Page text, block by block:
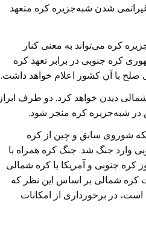
غیراتمی شدن شبه‌جزیره کره متعهد
کره می‌تواند به معنی کنار
کره جنوبی در برابر تعهد کره
صلح با آن کشور اعلام خواهد داشت.
دیدن خواهد کرد. دو طرف ابراز
در شبه‌جزیره کره منجر شود.
در حالیکه شوروی سابق و چین از کره
وارد جنگ شد. جنگ کره همراه با
داشت اما هنوز کره جنوبی و آمریکا با کره شمالی
کره شمالی بر اساس این نظر که
در برخورداری از امکانات